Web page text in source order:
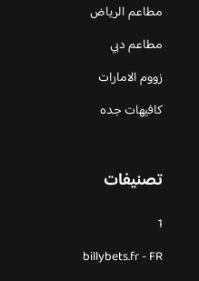
مطاعم الرياض
مطاعم دبي
زووم الامارات
كافيهات جده
تصنيفات
1
billybets.fr - FR